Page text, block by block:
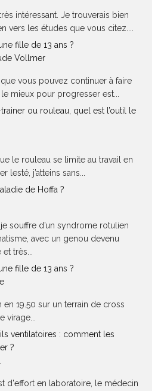
intéressant. Je trouverais bien
vers les études que vous citez....
fille de 13 ans ?
Vollmer
vous pouvez continuer à faire
mieux pour progresser est...
ou rouleau, quel est l’outil le
le rouleau se limite au travail en
lesté, j’atteins sans...
de Hoffa ?
souffre d’un syndrome rotulien
avec un genou devenu
très...
fille de 13 ans ?
en 19.50 sur un terrain de cross
ventilatoires : comment les
?
d'effort en laboratoire, le médecin